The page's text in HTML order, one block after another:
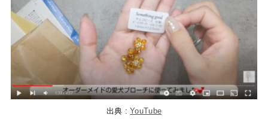
出典 :YouTube